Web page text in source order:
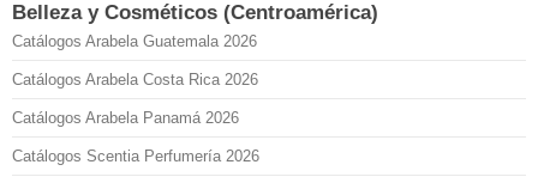
Belleza y Cosméticos (Centroamérica)
Catálogos Arabela Guatemala 2026
Catálogos Arabela Costa Rica 2026
Catálogos Arabela Panamá 2026
Catálogos Scentia Perfumería 2026